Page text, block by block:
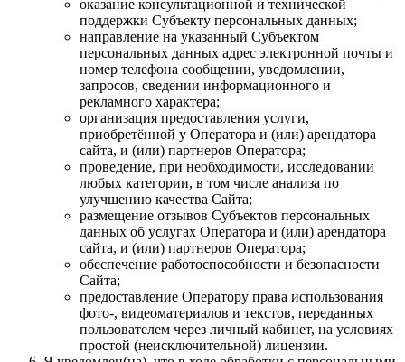
оказание консультационной и технической
поддержки Субъекту персональных данных;
направление на указанный Субъектом
персональных данных адрес электронной почты и
номер телефона сообщении, уведомлении,
запросов, сведении информационного и
рекламного характера;
организация предоставления услуги,
приобретённой у Оператора и (или) арендатора
сайта, и (или) партнеров Оператора;
проведение, при необходимости, исследовании
любых категории, в том числе анализа по
улучшению качества Сайта;
размещение отзывов Субъектов персональных
данных об услугах Оператора и (или) арендатора
сайта, и (или) партнеров Оператора;
обеспечение работоспособности и безопасности
Сайта;
предоставление Оператору права использования
фото-, видеоматериалов и текстов, переданных
пользователем через личный кабинет, на условиях
простой (неисключительной) лицензии.